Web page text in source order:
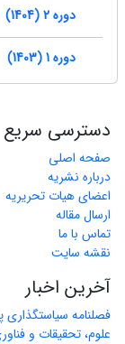
دوره 2 (1404)
دوره 1 (1403)
دسترسی سریع
صفحه اصلی
درباره نشریه
اعضای هیات تحریریه
ارسال مقاله
تماس با ما
نقشه سایت
آخرین اخبار
علوم، تحقیقات و